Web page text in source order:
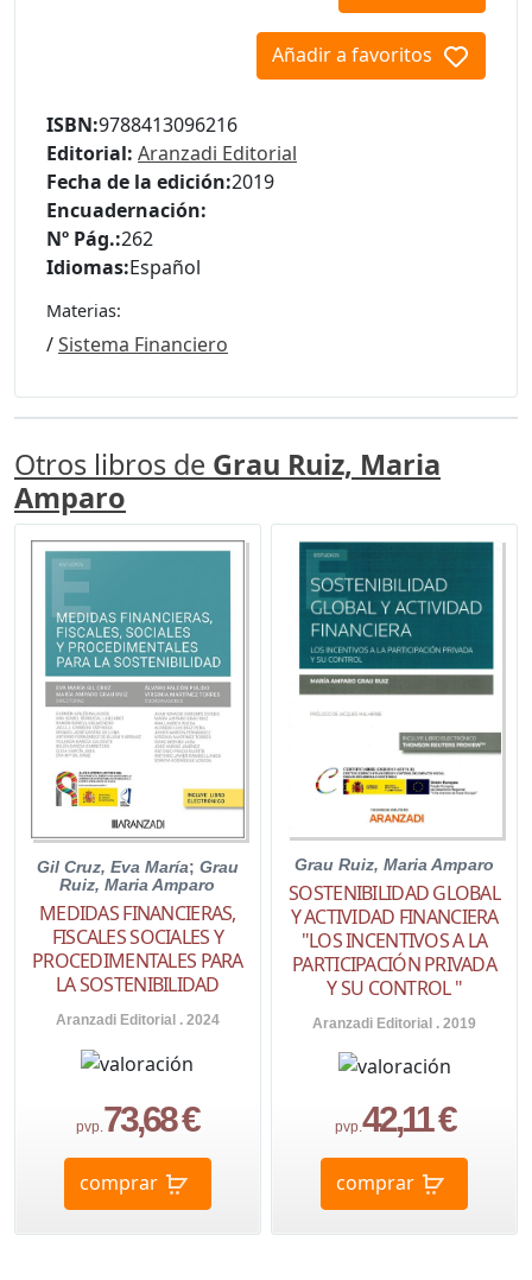
Añadir a favoritos
ISBN:9788413096216
Editorial: Aranzadi Editorial
Fecha de la edición:2019
Encuadernación:
Nº Pág.:262
Idiomas:Español
Materias:
/Sistema Financiero
Otros libros de Grau Ruiz, Maria
Amparo
Gil Cruz, Eva María; Grau
Ruiz, Maria Amparo
MEDIDAS FINANCIERAS,
FISCALES SOCIALES Y
PROCEDIMENTALES PARA
LA SOSTENIBILIDAD
Aranzadi Editorial . 2024
pvp.73,68 €
comprar
Grau Ruiz, Maria Amparo
SOSTENIBILIDAD GLOBAL
Y ACTIVIDAD FINANCIERA
"LOS INCENTIVOS A LA
PARTICIPACIÓN PRIVADA
Y SU CONTROL "
Aranzadi Editorial . 2019
pvp.42,11 €
comprar